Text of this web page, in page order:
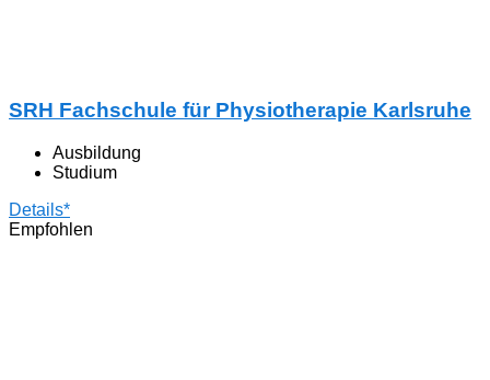
SRH Fachschule für Physiotherapie Karlsruhe
Ausbildung
Studium
Details*
Empfohlen